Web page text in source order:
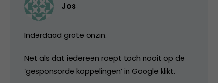
Jos
Inderdaad grote onzin.
Net als dat iedereen roept toch nooit op de
‘gesponsorde koppelingen’ in Google klikt.